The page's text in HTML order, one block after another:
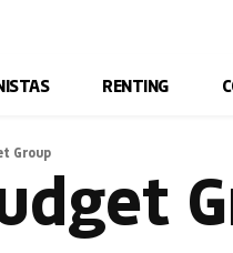
RENTING
Group